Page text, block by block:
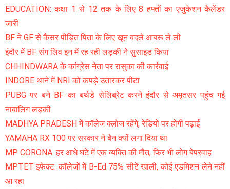
EDUCATION: कक्षा 1 से 12 तक के लिए 8 हफ्तों का एजुकेशन कैलेंडर
जारी
BF ने GF से कैंसर पीड़ित पिता के लिए खून बदले आबरू ले ली
इंदौर में BF संग लिव इन में रह रही लड़की ने सुसाइड किया
CHHINDWARA के कांग्रेस नेता पर रासुका की कार्रवाई
INDORE थाने में NRI को कपड़े उतारकर पीटा
PUBG पर बने BF का बर्थडे सेलिब्रेट करने इंदौर से अमृतसर पहुंच गई
नाबालिग लड़की
MADHYA PRADESH में कॉलेज क्लोज रहेंगे, रेडियो पर होगी पढ़ाई
YAMAHA RX 100 पर सरकार ने बैन क्यों लगा दिया था
MP CORONA: हर आधे घंटे में एक व्यक्ति की मौत, फिर भी लोग बेपरवाह
MPTET इफेक्ट: कॉलेजों में B-Ed 75% सीटें खाली, कोई एडमिशन लेने नहीं
आ रहा